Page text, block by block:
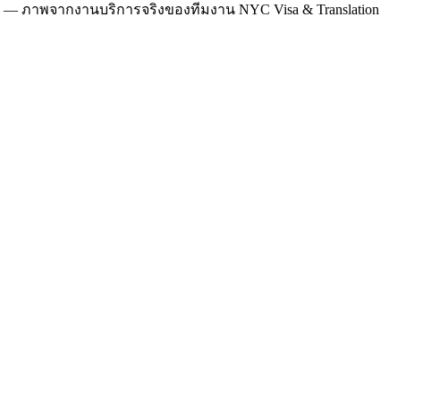
— ภาพจากงานบริการจริงของทีมงาน NYC Visa & Translation